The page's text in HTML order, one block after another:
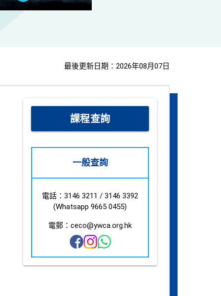
最後更新日期：2026年08月07日
課程查詢
一般查詢
電話：3146 3211 / 3146 3392
(Whatsapp 9665 0455)
電郵：ceco@ywca.org.hk